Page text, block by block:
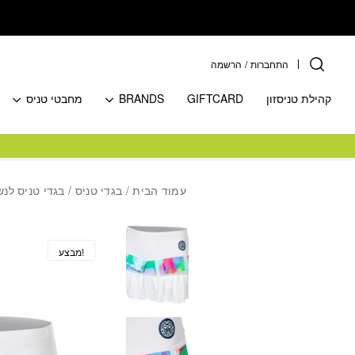
התחברות / הרשמה
קהילת טניסזון GIFTCARD
BRANDS מחבטי טניס
עמוד הבית/ בגדי טניס / בגדי טניס
מבצע!